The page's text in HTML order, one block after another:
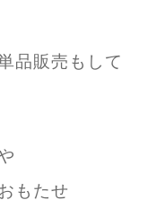
品販売もして
もたせ